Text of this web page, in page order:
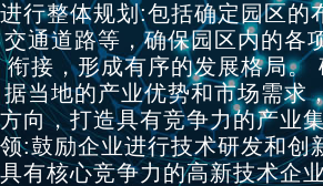
进行整体规划:包括确定园区的
交通道路等，确保园区内的各
衔接，形成有序的发展格局。
据当地的产业优势和市场需求
方向，打造具有竞争力的产业
领:鼓励企业进行技术研发和创
具有核心竞争力的高新技术企